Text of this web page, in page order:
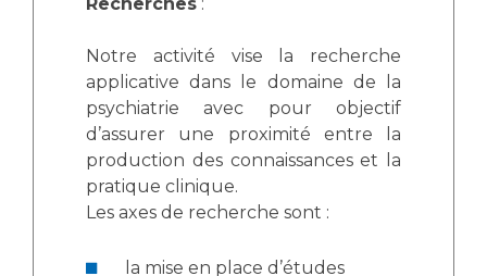
Notre activité vise la recherche
applicative dans le domaine de la
psychiatrie avec pour objectif
d’assurer une proximité entre la
production des connaissances et la
pratique clinique.
Les axes de recherche sont :
la mise en place d’études